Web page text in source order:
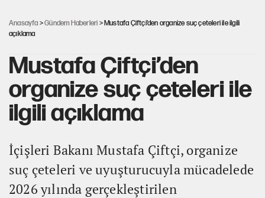
Anasayfa >Gündem Haberleri > Mustafa Çiftçi’den organize suç çeteleri ile ilgili
açıklama
Mustafa Çiftçi’den
organize suç çeteleri ile
ilgili açıklama
İçişleri Bakanı Mustafa Çiftçi, organize
suç çeteleri ve uyuşturucuyla mücadelede
2026 yılında gerçekleştirilen